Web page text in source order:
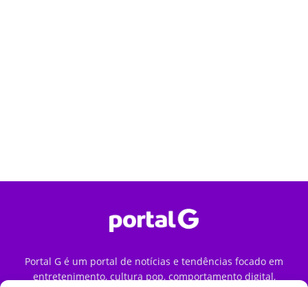
Portal G é um portal de notícias e tendências focado em
entretenimento, cultura pop, comportamento digital,